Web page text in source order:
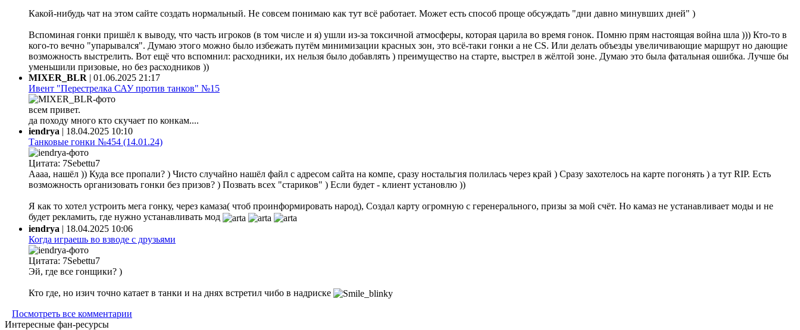
Какой-нибудь чат на этом сайте создать нормальный. Не совсем понимаю как тут всё работает. Может есть способ проще обсуждать "дни давно минувших дней" )
Вспоминая гонки пришёл к выводу, что часть игроков (в том числе и я) ушли из-за токсичной атмосферы, которая царила во время гонок. Помню прям настоящая война шла ))) Кто-то в
кого-то вечно "упарывался". Думаю этого можно было избежать путём минимизации красных зон, это всё-таки гонки а не CS. Или делать объезды увеличивающие маршрут но дающие
возможность выстрелить. Вот ещё что вспомнил: расходники, их нельзя было добавлять ) преимущество на старте, выстрел в жёлтой зоне. Думаю это была фатальная ошибка. Лучше бы
уменьшили призовые, но без расходников ))
MIXER_BLR | 01.06.2025 21:17
Ивент "Перестрелка САУ против танков" №15
всем привет.
да походу много кто скучает по конкам....
iendrya | 18.04.2025 10:10
Танковые гонки №454 (14.01.24)
Цитата: 7Sebettu7
Аааа, нашёл )) Куда все пропали? ) Чисто случайно нашёл файл с адресом сайта на компе, сразу ностальгия полилась через край ) Сразу захотелось на карте погонять ) а тут RIP. Есть
возможность организовать гонки без призов? ) Позвать всех "стариков" ) Если будет - клиент установлю ))
Я как то хотел устроить мега гонку, через камаза( чтоб проинформировать народ), Создал карту огромную с геренерального, призы за мой счёт. Но камаз не устанавливает моды и не
будет рекламить, где нужно устанавливать мод
iendrya | 18.04.2025 10:06
Когда играешь во взводе с друзьями
Цитата: 7Sebettu7
Эй, где все гонщики? )
Кто где, но изич точно катает в танки и на днях встретил чибо в надриске
Посмотреть все комментарии
Интересные фан-ресурсы